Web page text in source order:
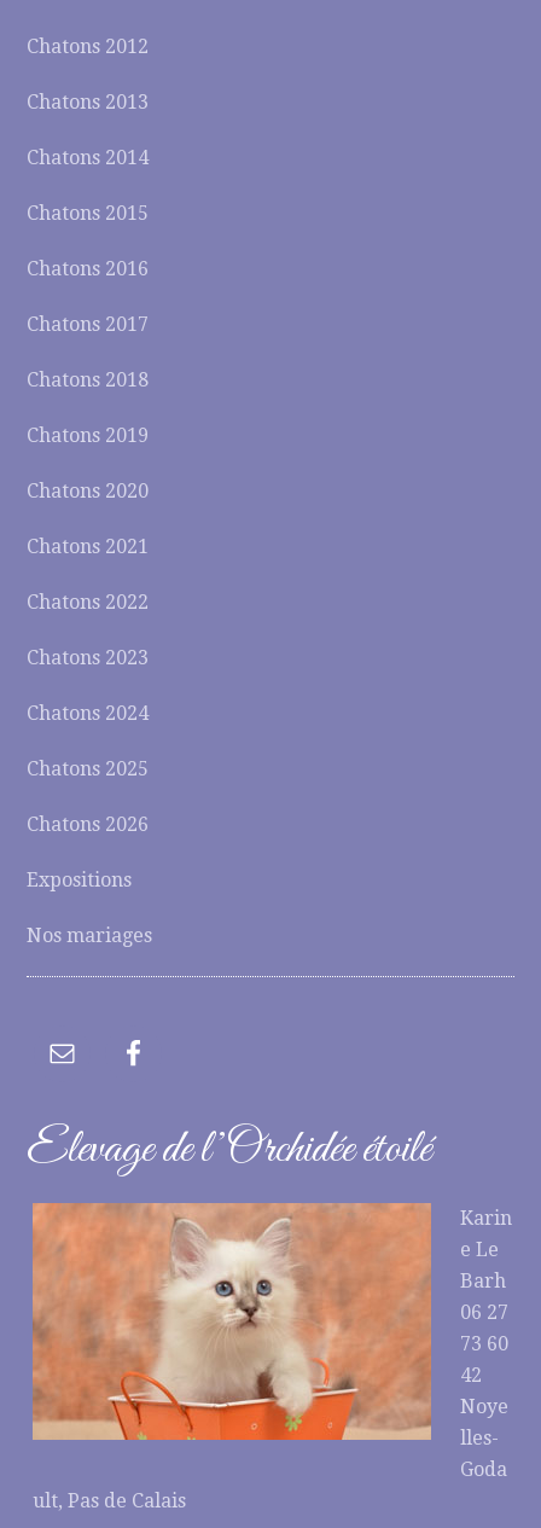
Chatons 2012
Chatons 2013
Chatons 2014
Chatons 2015
Chatons 2016
Chatons 2017
Chatons 2018
Chatons 2019
Chatons 2020
Chatons 2021
Chatons 2022
Chatons 2023
Chatons 2024
Chatons 2025
Chatons 2026
Expositions
Nos mariages
Elevage de l’Orchidée étoilé
Karin
e Le
Barh
06 27
73 60
42
Noye
lles-
Goda
ult, Pas de Calais